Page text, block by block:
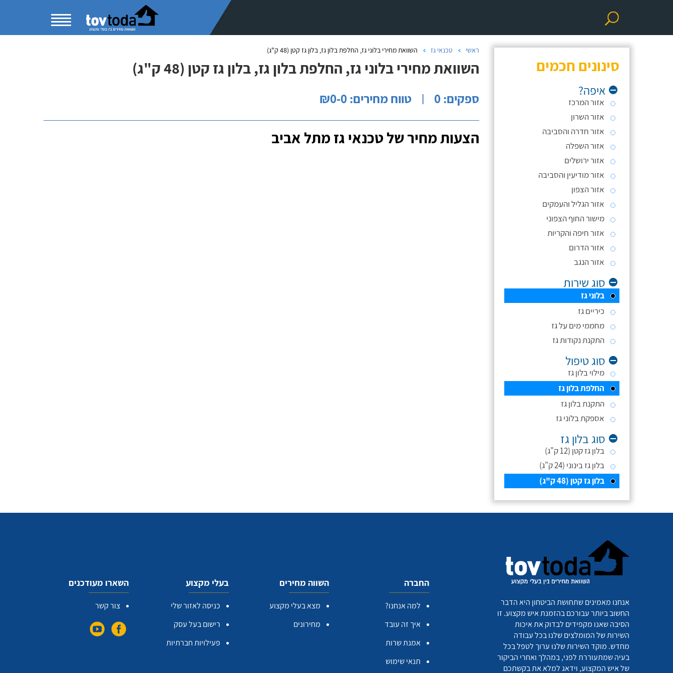
סינונים חכמים
איפה?
אזור המרכז
אזור השרון
אזור חדרה והסביבה
אזור השפלה
אזור ירושלים
אזור מודיעין והסביבה
אזור הצפון
אזור הגליל והעמקים
מישור החוף הצפוני
אזור חיפה והקריות
אזור הדרום
אזור הנגב
סוג שירות
בלוני גז
כיריים גז
מחממי מים על גז
התקנת נקודות גז
סוג טיפול
מילוי בלון גז
החלפת בלון גז
התקנת בלון גז
אספקת בלוני גז
סוג בלון גז
בלון גז קטן (12 ק"ג)
בלון גז בינוני (24 ק"ג)
בלון גז קטן (48 ק"ג)
ראשי טכנאי גז השוואת מחירי בלוני גז, החלפת בלון גז, בלון גז קטן (48 ק"ג)
השוואת מחירי בלוני גז, החלפת בלון גז, בלון גז קטן (48 ק"ג)
ספקים: 0 | טווח מחירים: ₪0-0
הצעות מחיר של טכנאי גז מתל אביב
אנחנו מאמינים שתחושת הביטחון היא הדבר
החשוב ביותר עבורכם בהזמנת איש מקצוע. זו
הסיבה שאנו מקפידים לבדוק את איכות
השירות של המומלצים שלנו בכל עבודה
מחדש. מוקד השירות שלנו ערוך לטפל בכל
בעיה שמתעוררת לפני, במהלך ואחרי הביקור
של איש המקצוע, וידאג למלא את בקשתכם
החברה
למה אנחנו?
איך זה עובד
אמנת שרות
תנאי שימוש
השווה מחירים
מצא בעלי מקצוע
מחירונים
בעלי מקצוע
כניסה לאזור שלי
רישום בעל עסק
פעילויות חברתיות
השארו מעודכנים
צור קשר